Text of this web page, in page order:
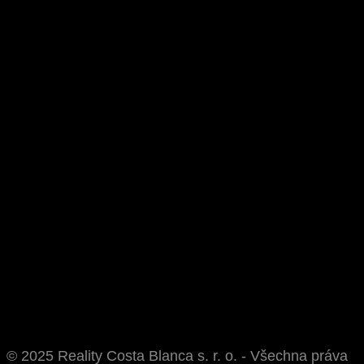
© 2025 Reality Costa Blanca s. r. o. - Všechna práva